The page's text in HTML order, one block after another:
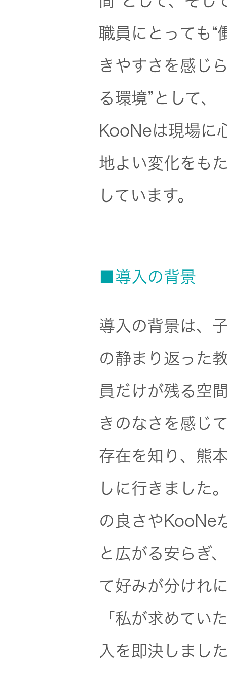
EXOFIELD
音場処理
客様 トッ
職員にとっても“
きやすさを感じ
る環境”として、
KooNeは現場に
地よい変化をも
しています。
■導入の背景
導入の背景は、
の静まり返った
員だけが残る空
きのなさを感じ
存在を知り、熊
しに行きました
の良さやKooNe
と広がる安らぎ
て好みが分けれ
「私が求めてい
入を即決しまし